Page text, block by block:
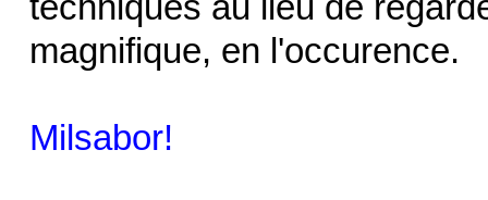
magnifique, en l'occurence.
Milsabor!